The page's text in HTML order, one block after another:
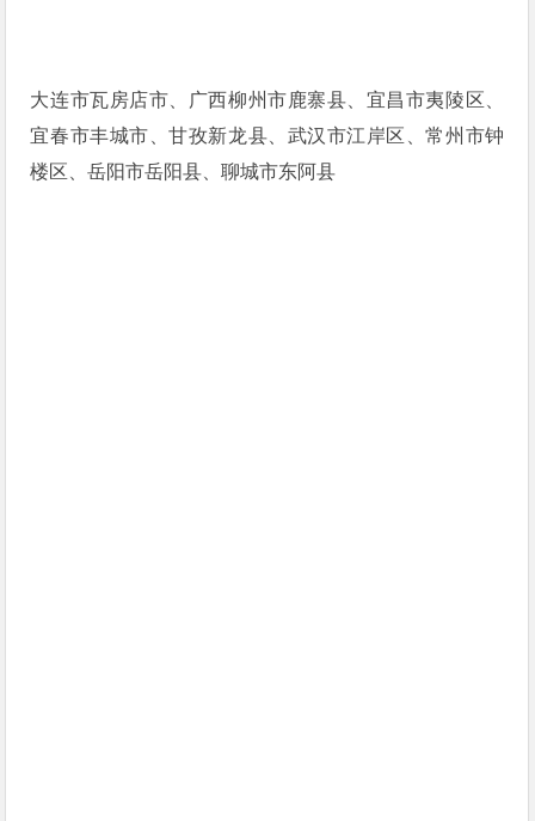
大连市瓦房店市、广西柳州市鹿寨县、宜昌市夷陵区、
宜春市丰城市、甘孜新龙县、武汉市江岸区、常州市钟
楼区、岳阳市岳阳县、聊城市东阿县